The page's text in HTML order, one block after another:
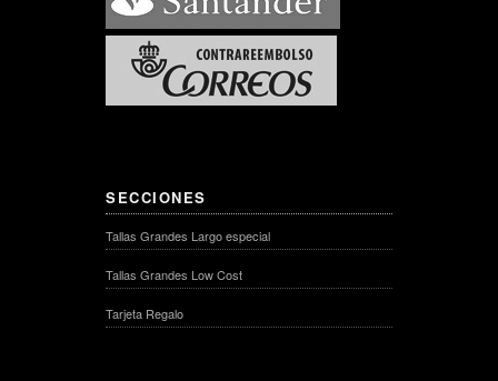
SECCIONES
Tallas Grandes Largo especial
Tallas Grandes Low Cost
Tarjeta Regalo